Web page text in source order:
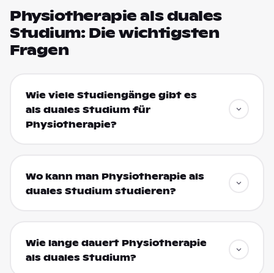
Physiotherapie als duales
Studium: Die wichtigsten
Fragen
Wie viele Studiengänge gibt es
als duales Studium für
Physiotherapie?
Wo kann man Physiotherapie als
duales Studium studieren?
Wie lange dauert Physiotherapie
als duales Studium?